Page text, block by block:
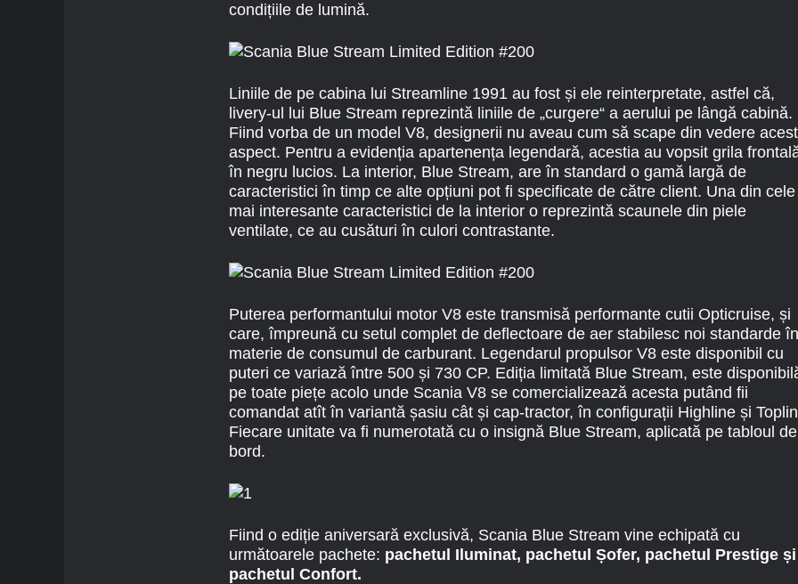
condițiile de lumină.
Liniile de pe cabina lui Streamline 1991 au fost și ele reinterpretate, astfel că,
livery-ul lui Blue Stream reprezintă liniile de „curgere“ a aerului pe lângă cabină.
Fiind vorba de un model V8, designerii nu aveau cum să scape din vedere acest
aspect. Pentru a evidenția apartenența legendară, acestia au vopsit grila
în negru lucios. La interior, Blue Stream, are în standard o gamă largă de
caracteristici în timp ce alte opțiuni pot fi specificate de către client. Una din cele
mai interesante caracteristici de la interior o reprezintă scaunele din piele
ventilate, ce au cusături în culori contrastante.
Puterea performantului motor V8 este transmisă performante cutii Opticruise, și
care, împreună cu setul complet de deflectoare de aer stabilesc noi standarde în
materie de consumul de carburant. Legendarul propulsor V8 este disponibil cu
puteri ce variază între 500 și 730 CP. Ediția limitată Blue Stream, este
pe toate piețe acolo unde Scania V8 se comercializează acesta putând fii
comandat atît în variantă șasiu cât și cap-tractor, în configurații Highline și
Fiecare unitate va fi numerotată cu o insignă Blue Stream, aplicată pe tabloul de
bord.
Fiind o ediție aniversară exclusivă, Scania Blue Stream vine echipată cu
următoarele pachete: pachetul Iluminat, pachetul Șofer, pachetul Prestige și
pachetul Confort.